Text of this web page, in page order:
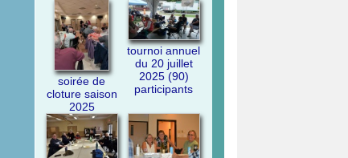
soirée de
cloture saison
2025
tournoi annuel
du 20 juillet
2025 (90)
participants